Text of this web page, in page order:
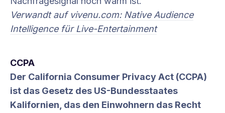
Verwandt auf vivenu.com: Native Audience
Intelligence für Live-Entertainment
CCPA
Der California Consumer Privacy Act (CCPA)
ist das Gesetz des US-Bundesstaates
Kalifornien, das den Einwohnern das Recht